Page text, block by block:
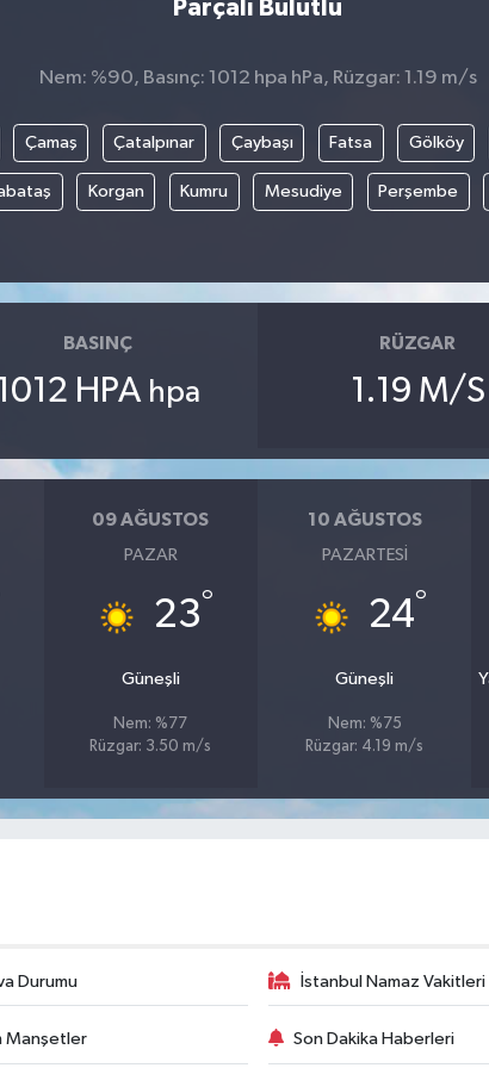
Parçalı Bulutlu
Nem: %90, Basınç: 1012 hpa hPa, Rüzgar: 1.19 m/s
Çamaş Çatalpınar Çaybaşı Fatsa Gölköy
Korgan Kumru Mesudiye Perşembe
BASINÇ
HPA hpa
RÜZGAR
1.19 M/S
09 AĞUSTOS
PAZAR
23°
Güneşli
Nem: %77
Rüzgar: 3.50 m/s
10 AĞUSTOS
PAZARTESI
24°
Güneşli
Nem: %75
Rüzgar: 4.19 m/s
Durumu İstanbul Namaz Vakitleri
Manşetler Son Dakika Haberleri